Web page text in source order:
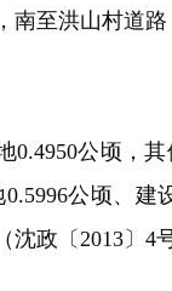
洪山村道路
公顷，其
公顷、建
政〔2013〕4